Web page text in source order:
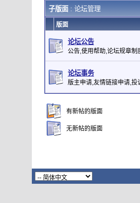
子版面: 论坛管理
版面
论坛公告
公告,使用帮助,论坛规章制
论坛事务
版主申请,友情链接申请,投
有新帖的版面
无新帖的版面